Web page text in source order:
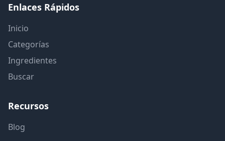
Enlaces Rápidos
Inicio
Categorías
Ingredientes
Buscar
Recursos
Blog